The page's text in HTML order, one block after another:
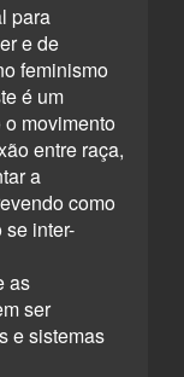
para
e de
feminismo
é um
movimento
entre raça,
a
como
inter-
as
ser
e sistemas